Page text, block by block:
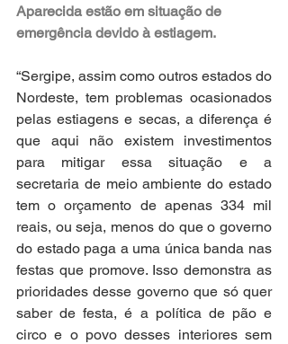
Aparecida estão em situação de
emergência devido à estiagem.
“Sergipe, assim como outros estados do
Nordeste, tem problemas ocasionados
pelas estiagens e secas, a diferença é
que aqui não existem investimentos
para mitigar essa situação e a
secretaria de meio ambiente do estado
tem o orçamento de apenas 334 mil
reais, ou seja, menos do que o governo
do estado paga a uma única banda nas
festas que promove. Isso demonstra as
prioridades desse governo que só quer
saber de festa, é a política de pão e
circo e o povo desses interiores sem